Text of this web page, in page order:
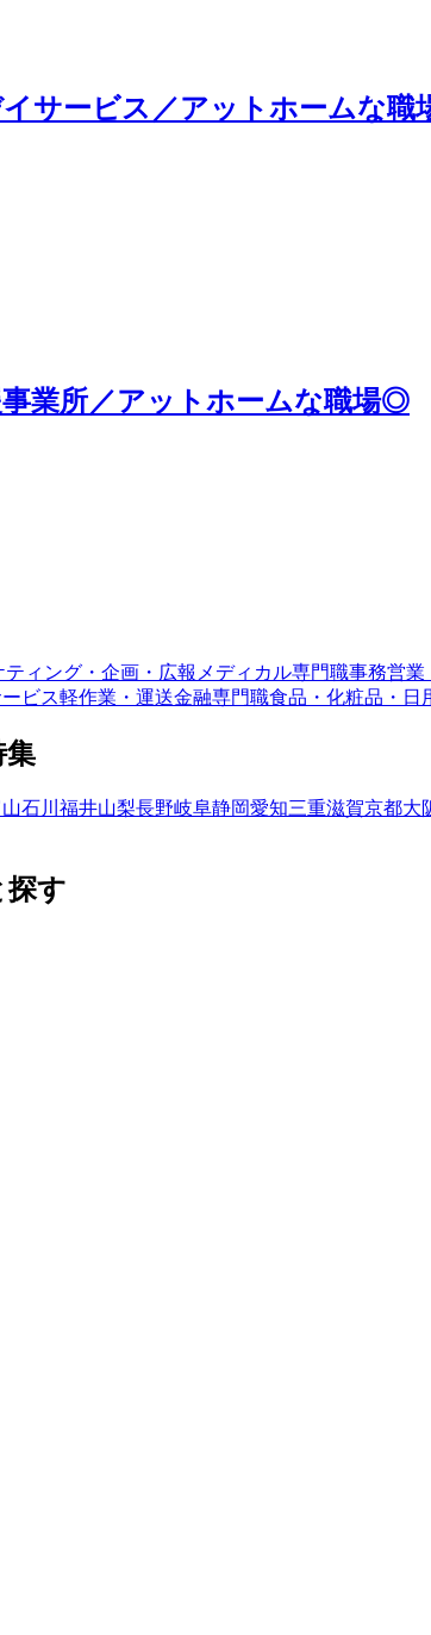
サービス／アットホームな
業所／アットホームな職場◎
ティング・企画・広報 メディカル専門職事務営業
ビス軽作業・運送金融専門職食品・化粧品・日
集
石川 福井山梨長野岐阜静岡愛知三重滋賀京都大
探す